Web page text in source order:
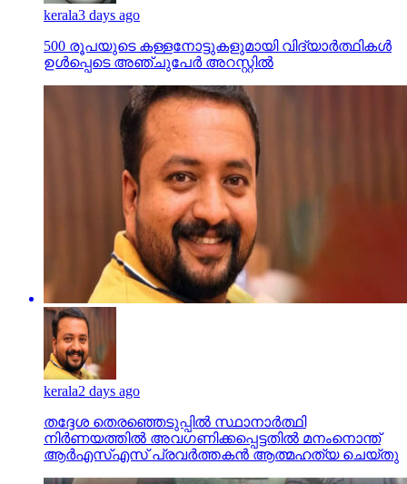
kerala3 days ago
500 രൂപയുടെ കള്ളനോട്ടുകളുമായി വിദ്യാര്‍ത്ഥികള്‍
ഉള്‍പ്പെടെ അഞ്ചുപേര്‍ അറസ്റ്റില്‍
kerala2 days ago
തദ്ദേശ തെരഞ്ഞെടുപ്പില്‍ സ്ഥാനാര്‍ത്ഥി
നിര്‍ണയത്തില്‍ അവഗണിക്കപ്പെട്ടതില്‍ മനംനൊന്ത്
ആര്‍എസ്എസ് പ്രവര്‍ത്തകന്‍ ആത്മഹത്യ ചെയ്തു